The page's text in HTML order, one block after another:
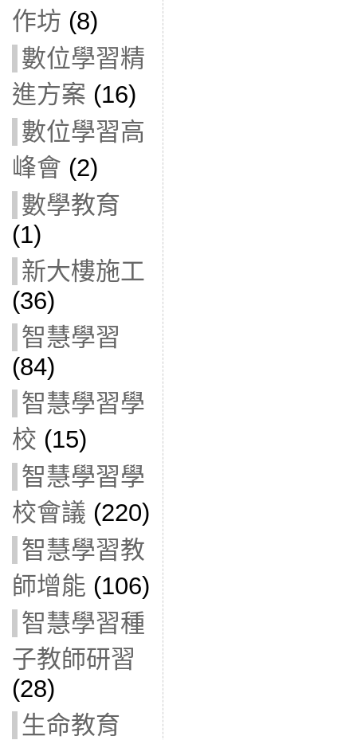
作坊 (8)
數位學習精
進方案 (16)
數位學習高
峰會 (2)
數學教育
(1)
新大樓施工
(36)
智慧學習
(84)
智慧學習學
校 (15)
智慧學習學
校會議 (220)
智慧學習教
師增能 (106)
智慧學習種
子教師研習
(28)
生命教育